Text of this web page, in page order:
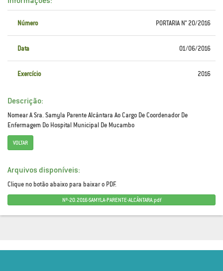
Número PORTARIA N° 20/2016
Data 01/06/2016
Exercício 2016
Descrição:
Nomear A Sra. Samyla Parente Alcântara Ao Cargo De Coordenador De
Enfermagem Do Hospital Municipal De Mucambo
VOLTAR
Arquivos disponíveis:
Clique no botão abaixo para baixar o PDF.
Nº-20.2016-SAMYLA-PARENTE-ALCÂNTARA.pdf